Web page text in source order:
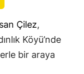
Çilez,
Köyü’nde
bir araya